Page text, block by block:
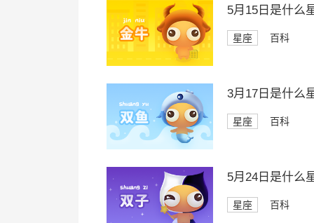
5月15日是什么
星座 百科
3月17日是什么
星座 百科
5月24日是什么
星座 百科